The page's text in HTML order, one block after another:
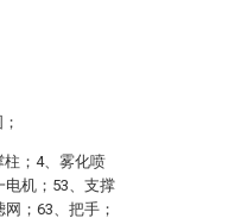
柱；4、雾化喷
电机；53、支撑
；63、把手；